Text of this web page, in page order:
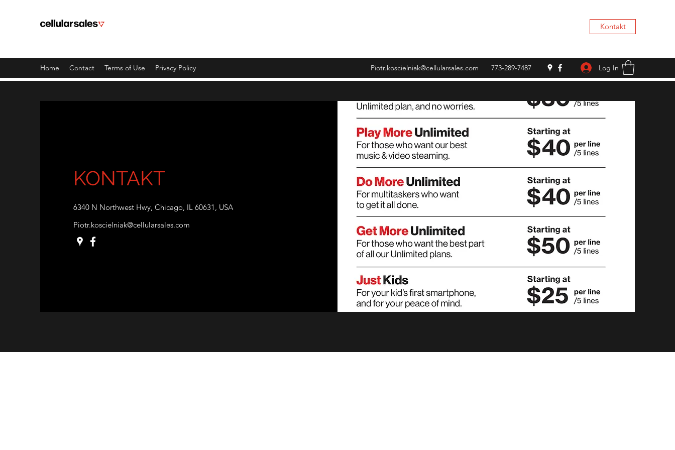
Kontakt
Home Contact Terms of Use Privacy Policy Piotr.koscielniak@cellularsales.com 773-289-7487 Log In
KONTAKT
6340 N Northwest Hwy, Chicago, IL 60631, USA
Piotr.koscielniak@cellularsales.com